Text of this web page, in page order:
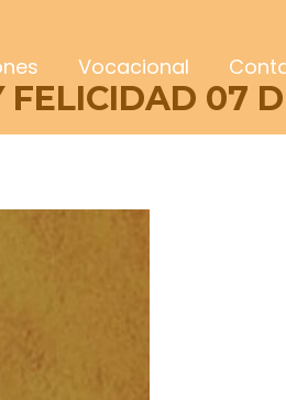
Vocacional
FELICIDAD 07